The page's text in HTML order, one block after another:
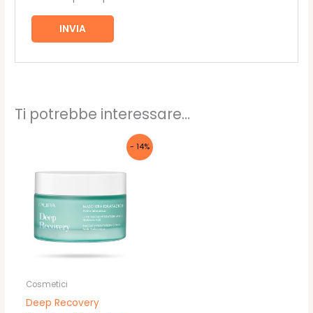
Ti potrebbe interessare…
- 14%
Cosmetici
Deep Recovery